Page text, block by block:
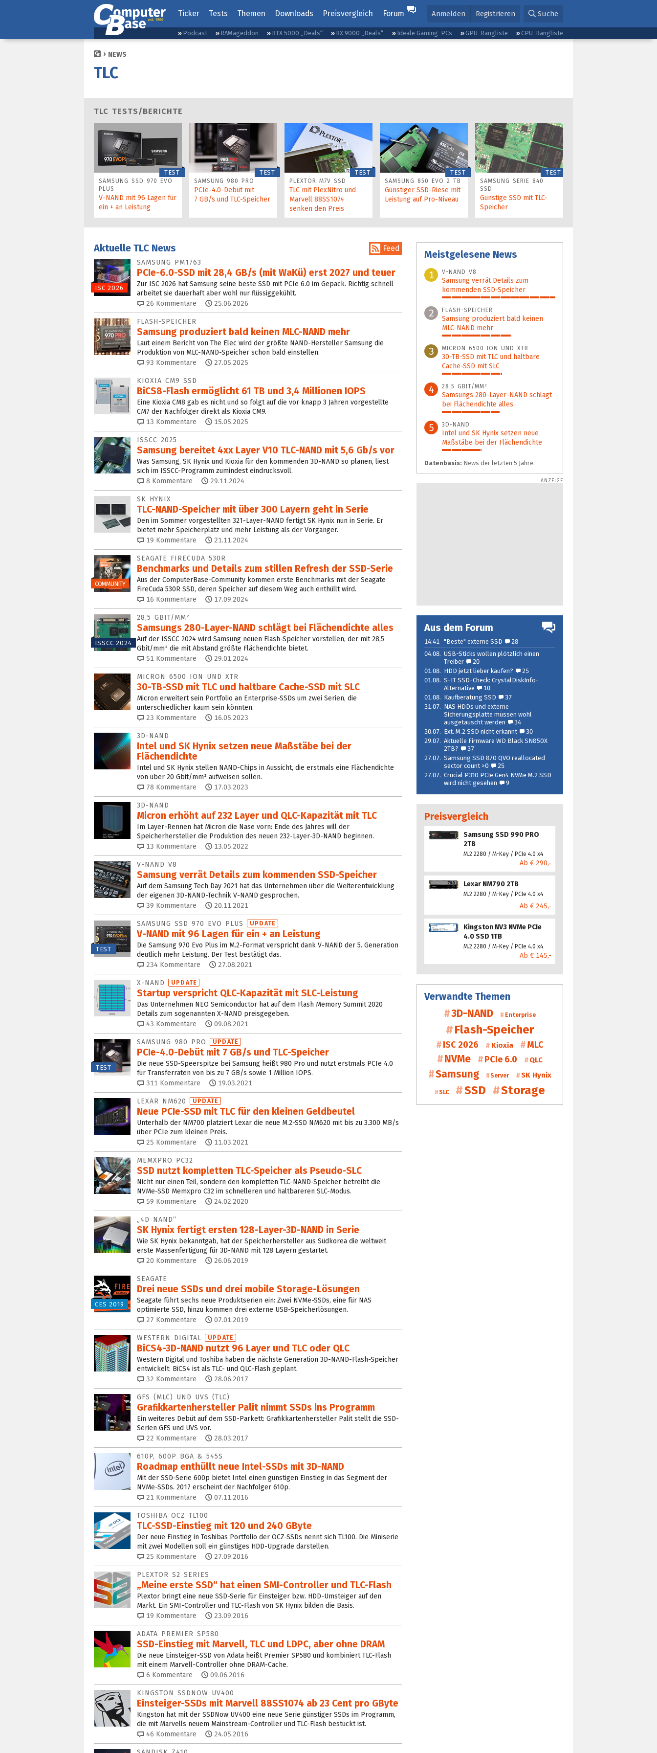
Ticker Tests Themen Downloads Preisvergleich Forum Anmelden Registrieren Suche
Podcast RAMageddon RTX 5000 „Deals“ RX 9000 „Deals“ Ideale Gaming-PCs GPU-Rangliste CPU-Rangliste
NEWS
TLC
TLC TESTS/BERICHTE
TEST
SAMSUNG SSD 970 EVO
PLUS
V-NAND mit 96 Lagen für
ein + an Leistung
TEST
SAMSUNG 980 PRO
PCIe-4.0-Debüt mit
7 GB/s und TLC-Speicher
TEST
PLEXTOR M7V SSD
TLC mit PlexNitro und
Marvell 88SS1074
senken den Preis
TEST
SAMSUNG 850 EVO 2 TB
Günstiger SSD-Riese mit
Leistung auf Pro-Niveau
TEST
SAMSUNG SERIE 840
SSD
Günstige SSD mit TLC-
Speicher
Aktuelle TLC News Feed
ISC 2026
SAMSUNG PM1763
PCIe-6.0-SSD mit 28,4 GB/s (mit WaKü) erst 2027 und teuer
Zur ISC 2026 hat Samsung seine beste SSD mit PCIe 6.0 im Gepäck. Richtig schnell
arbeitet sie dauerhaft aber wohl nur flüssiggekühlt.
26 Kommentare 25.06.2026
FLASH-SPEICHER
Samsung produziert bald keinen MLC-NAND mehr
Laut einem Bericht von The Elec wird der größte NAND-Hersteller Samsung die
Produktion von MLC-NAND-Speicher schon bald einstellen.
93 Kommentare 27.05.2025
KIOXIA CM9 SSD
BiCS8-Flash ermöglicht 61 TB und 3,4 Millionen IOPS
Eine Kioxia CM8 gab es nicht und so folgt auf die vor knapp 3 Jahren vorgestellte
CM7 der Nachfolger direkt als Kioxia CM9.
13 Kommentare 15.05.2025
ISSCC 2025
Samsung bereitet 4xx Layer V10 TLC-NAND mit 5,6 Gb/s vor
Was Samsung, SK Hynix und Kioxia für den kommenden 3D-NAND so planen, liest
sich im ISSCC-Programm zumindest eindrucksvoll.
8 Kommentare 29.11.2024
SK HYNIX
TLC-NAND-Speicher mit über 300 Layern geht in Serie
Den im Sommer vorgestellten 321-Layer-NAND fertigt SK Hynix nun in Serie. Er
bietet mehr Speicherplatz und mehr Leistung als der Vorgänger.
19 Kommentare 21.11.2024
COMMUNITY
SEAGATE FIRECUDA 530R
Benchmarks und Details zum stillen Refresh der SSD-Serie
Aus der ComputerBase-Community kommen erste Benchmarks mit der Seagate
FireCuda 530R SSD, deren Speicher auf diesem Weg auch enthüllt wird.
16 Kommentare 17.09.2024
ISSCC 2024
28,5 GBIT/MM²
Samsungs 280-Layer-NAND schlägt bei Flächendichte alles
Auf der ISSCC 2024 wird Samsung neuen Flash-Speicher vorstellen, der mit 28,5
Gbit/mm² die mit Abstand größte Flächendichte bietet.
51 Kommentare 29.01.2024
MICRON 6500 ION UND XTR
30-TB-SSD mit TLC und haltbare Cache-SSD mit SLC
Micron erweitert sein Portfolio an Enterprise-SSDs um zwei Serien, die
unterschiedlicher kaum sein könnten.
23 Kommentare 16.05.2023
3D-NAND
Intel und SK Hynix setzen neue Maßstäbe bei der
Flächendichte
Intel und SK Hynix stellen NAND-Chips in Aussicht, die erstmals eine Flächendichte
von über 20 Gbit/mm² aufweisen sollen.
78 Kommentare 17.03.2023
3D-NAND
Micron erhöht auf 232 Layer und QLC-Kapazität mit TLC
Im Layer-Rennen hat Micron die Nase vorn: Ende des Jahres will der
Speicherhersteller die Produktion des neuen 232-Layer-3D-NAND beginnen.
13 Kommentare 13.05.2022
V-NAND V8
Samsung verrät Details zum kommenden SSD-Speicher
Auf dem Samsung Tech Day 2021 hat das Unternehmen über die Weiterentwicklung
der eigenen 3D-NAND-Technik V-NAND gesprochen.
39 Kommentare 20.11.2021
TEST
SAMSUNG SSD 970 EVO PLUS UPDATE
V-NAND mit 96 Lagen für ein + an Leistung
Die Samsung 970 Evo Plus im M.2-Format verspricht dank V-NAND der 5. Generation
deutlich mehr Leistung. Der Test bestätigt das.
234 Kommentare 27.08.2021
X-NAND UPDATE
Startup verspricht QLC-Kapazität mit SLC-Leistung
Das Unternehmen NEO Semiconductor hat auf dem Flash Memory Summit 2020
Details zum sogenannten X-NAND preisgegeben.
43 Kommentare 09.08.2021
TEST
SAMSUNG 980 PRO UPDATE
PCIe-4.0-Debüt mit 7 GB/s und TLC-Speicher
Die neue SSD-Speerspitze bei Samsung heißt 980 Pro und nutzt erstmals PCIe 4.0
für Transferraten von bis zu 7 GB/s sowie 1 Million IOPS.
311 Kommentare 19.03.2021
LEXAR NM620 UPDATE
Neue PCIe-SSD mit TLC für den kleinen Geldbeutel
Unterhalb der NM700 platziert Lexar die neue M.2-SSD NM620 mit bis zu 3.300 MB/s
über PCIe zum kleinen Preis.
25 Kommentare 11.03.2021
MEMXPRO PC32
SSD nutzt kompletten TLC-Speicher als Pseudo-SLC
Nicht nur einen Teil, sondern den kompletten TLC-NAND-Speicher betreibt die
NVMe-SSD Memxpro C32 im schnelleren und haltbareren SLC-Modus.
59 Kommentare 24.02.2020
„4D NAND“
SK Hynix fertigt ersten 128-Layer-3D-NAND in Serie
Wie SK Hynix bekanntgab, hat der Speicherhersteller aus Südkorea die weltweit
erste Massenfertigung für 3D-NAND mit 128 Layern gestartet.
20 Kommentare 26.06.2019
CES 2019
SEAGATE
Drei neue SSDs und drei mobile Storage-Lösungen
Seagate führt sechs neue Produktserien ein: Zwei NVMe-SSDs, eine für NAS
optimierte SSD, hinzu kommen drei externe USB-Speicherlösungen.
27 Kommentare 07.01.2019
WESTERN DIGITAL UPDATE
BiCS4-3D-NAND nutzt 96 Layer und TLC oder QLC
Western Digital und Toshiba haben die nächste Generation 3D-NAND-Flash-Speicher
entwickelt: BiCS4 ist als TLC- und QLC-Flash geplant.
32 Kommentare 28.06.2017
GFS (MLC) UND UVS (TLC)
Grafikkartenhersteller Palit nimmt SSDs ins Programm
Ein weiteres Debüt auf dem SSD-Parkett: Grafikkartenhersteller Palit stellt die SSD-
Serien GFS und UVS vor.
22 Kommentare 28.03.2017
610P, 600P BGA & 545S
Roadmap enthüllt neue Intel-SSDs mit 3D-NAND
Mit der SSD-Serie 600p bietet Intel einen günstigen Einstieg in das Segment der
NVMe-SSDs. 2017 erscheint der Nachfolger 610p.
21 Kommentare 07.11.2016
TOSHIBA OCZ TL100
TLC-SSD-Einstieg mit 120 und 240 GByte
Der neue Einstieg in Toshibas Portfolio der OCZ-SSDs nennt sich TL100. Die Miniserie
mit zwei Modellen soll ein günstiges HDD-Upgrade darstellen.
25 Kommentare 27.09.2016
PLEXTOR S2 SERIES
„Meine erste SSD“ hat einen SMI-Controller und TLC-Flash
Plextor bringt eine neue SSD-Serie für Einsteiger bzw. HDD-Umsteiger auf den
Markt. Ein SMI-Controller und TLC-Flash von SK Hynix bilden die Basis.
19 Kommentare 23.09.2016
ADATA PREMIER SP580
SSD-Einstieg mit Marvell, TLC und LDPC, aber ohne DRAM
Die neue Einsteiger-SSD von Adata heißt Premier SP580 und kombiniert TLC-Flash
mit einem Marvell-Controller ohne DRAM-Cache.
6 Kommentare 09.06.2016
KINGSTON SSDNOW UV400
Einsteiger-SSDs mit Marvell 88SS1074 ab 23 Cent pro GByte
Kingston hat mit der SSDNow UV400 eine neue Serie günstiger SSDs im Programm,
die mit Marvells neuem Mainstream-Controller und TLC-Flash bestückt ist.
46 Kommentare 24.05.2016
Meistgelesene News
1
V-NAND V8
Samsung verrät Details zum
kommenden SSD-Speicher
100%
2 FLASH-SPEICHER
Samsung produziert bald keinen
MLC-NAND mehr
61%
3 MICRON 6500 ION UND XTR
30-TB-SSD mit TLC und haltbare
Cache-SSD mit SLC
53%
4 28,5 GBIT/MM²
Samsungs 280-Layer-NAND schlägt
bei Flächendichte alles
51%
5 3D-NAND
Intel und SK Hynix setzen neue
Maßstäbe bei der Flächendichte
35%
Datenbasis: News der letzten 5 Jahre.
Aus dem Forum
14:41 "Beste" externe SSD
28
04.08. USB-Sticks wollen plötzlich einen
Treiber
20
01.08. HDD jetzt lieber kaufen?
25
01.08. S-IT SSD-Check: CrystalDiskInfo-
Alternative
10
01.08. Kaufberatung SSD
37
31.07. NAS HDDs und externe
Sicherungsplatte müssen wohl
ausgetauscht werden
34
30.07. Ext. M.2 SSD nicht erkannt
30
29.07. Aktuelle Firmware WD Black SN850X
2TB?
37
27.07. Samsung SSD 870 QVO reallocated
sector count >0
25
27.07. Crucial P310 PCIe Gen4 NVMe M.2 SSD
wird nicht gesehen
9
Preisvergleich
Samsung SSD 990 PRO
2TB
M.2 2280 / M-Key / PCIe 4.0 x4
Ab € 290,-
Lexar NM790 2TB
M.2 2280 / M-Key / PCIe 4.0 x4
Ab € 245,-
Kingston NV3 NVMe PCIe
4.0 SSD 1TB
M.2 2280 / M-Key / PCIe 4.0 x4
Ab € 145,-
Verwandte Themen
3D-NAND Enterprise
Flash-Speicher
ISC 2026 Kioxia MLC
NVMe PCIe 6.0 QLC
Samsung Server SK Hynix
SLC SSD Storage